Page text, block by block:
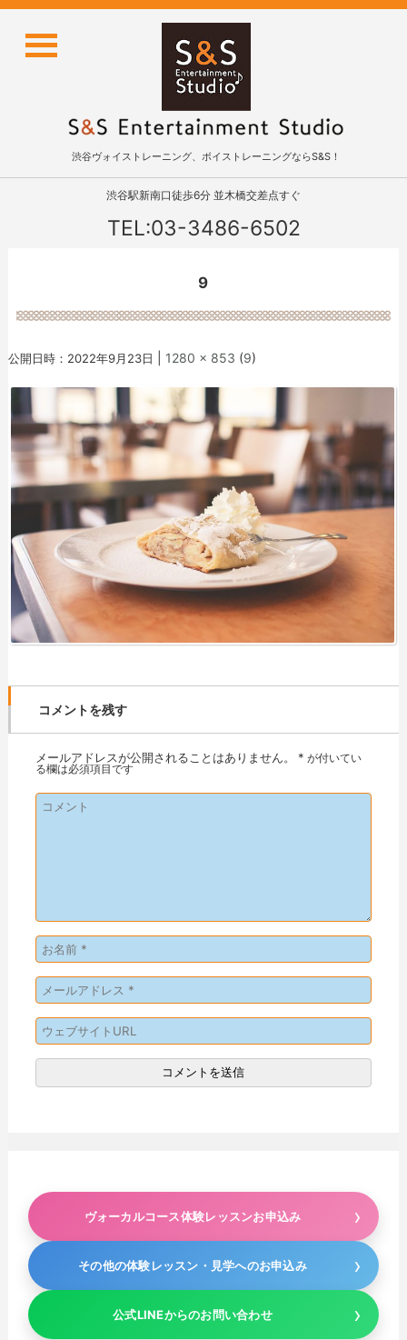
渋谷ヴォイストレーニング、ボイストレーニングならS&S！
渋谷駅新南口徒歩6分 並木橋交差点すぐ
TEL:03-3486-6502
9
公開日時： 2022年9月23日 1280 × 853 (9)
コメントを残す
メールアドレスが公開されることはありません。 * が付いてい
る欄は必須項目です
ヴォーカルコース体験レッスンお申込み
その他の体験レッスン・見学へのお申込み
公式LINEからのお問い合わせ